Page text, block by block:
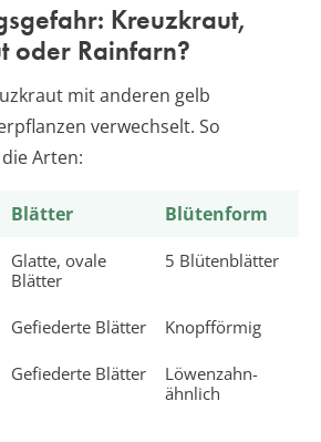
Kreuzkraut,
oder Rainfarn?
mit anderen gelb
verwechselt. So
Arten:
Blätter Blütenform
Glatte, ovale
Blätter
5 Blütenblätter
Gefiederte Blätter Knopfförmig
Gefiederte Blätter
Löwenzahn-
ähnlich